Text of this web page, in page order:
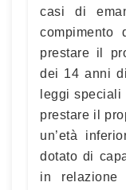
casi di
prestare il
dei 14 anni
leggi
prestare il
un’età
dotato di
in